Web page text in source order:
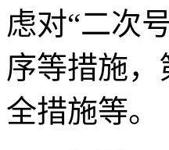
虑对“二次
序等措施
全措施等。